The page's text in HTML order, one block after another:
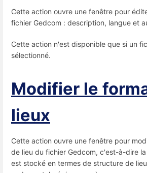
Cette action ouvre une fenêtre pour
fichier Gedcom : description, langue et
Cette action n'est disponible que si un
sélectionné.
Modifier le
lieux
Cette action ouvre une fenêtre pour
de lieu du fichier Gedcom, c'est-à-dire
est stocké en termes de structure de